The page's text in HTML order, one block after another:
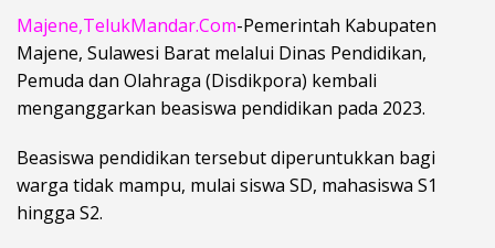
Majene,TelukMandar.Com-Pemerintah Kabupaten
Majene, Sulawesi Barat melalui Dinas Pendidikan,
Pemuda dan Olahraga (Disdikpora) kembali
menganggarkan beasiswa pendidikan pada 2023.
Beasiswa pendidikan tersebut diperuntukkan bagi
warga tidak mampu, mulai siswa SD, mahasiswa S1
hingga S2.